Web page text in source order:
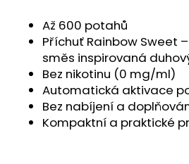
Až 600 potahů
Příchuť Rainbow Sweet
směs inspirovaná
Bez nikotinu (0 mg/ml)
Automatická aktivace
Bez nabíjení a
Kompaktní a praktické